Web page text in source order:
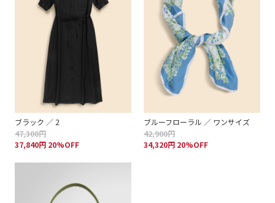
ブラック ／ 2
47,300円
37,840円 20%OFF
ブルーフローラル ／ ワンサイズ
42,900円
34,320円 20%OFF